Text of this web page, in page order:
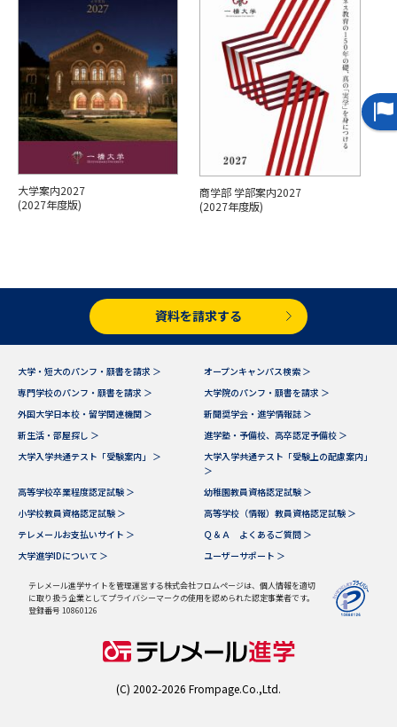
配慮案内」の請求
高等学校卒業程度認定試験
幼稚園教員資格認定試験 小学校教員資格認定試験
高等学校（情報）教員資格認定
試験
大学検索
新増設大学・学部・学科特集
国際・グローバルに強い大学特
集
データサイエンス特集 奨学金・特待生制度特集
デジタルパンフレット 進路の３択
新学年スタート号特集ページ
新学年スタート号特集ページ
（高2生用）
SELFBRAND特集ページ
オープンキャンパスなどを調べる
オープンキャンパス検索 実施プログラムから探す
来場型・Web型イベント特集 夢ナビライブ
大学案内2027
(2027年度版)
商学部 学部案内2027
(2027年度版)
資料を請求する
大学・短大のパンフ・願書を請求 ＞
オープンキャンパス検索 ＞
専門学校のパンフ・願書を請求 ＞
大学院のパンフ・願書を請求 ＞
外国大学日本校・留学関連機関 ＞
新聞奨学会・進学情報誌 ＞
新生活・部屋探し ＞
進学塾・予備校、高卒認定予備校 ＞
大学入学共通テスト「受験案内」 ＞
大学入学共通テスト「受験上の配慮案内」
＞
高等学校卒業程度認定試験 ＞
幼稚園教員資格認定試験 ＞
小学校教員資格認定試験 ＞
高等学校（情報）教員資格認定試験 ＞
テレメールお支払いサイト ＞
Ｑ＆Ａ よくあるご質問 ＞
大学進学IDについて ＞
ユーザーサポート ＞
テレメール進学サイトを管理運営する株式会社フロムページは、個人情報を適切
に取り扱う企業としてプライバシーマークの使用を認められた認定事業者です。
登録番号 10860126
(C) 2002-2026 Frompage.Co.,Ltd.